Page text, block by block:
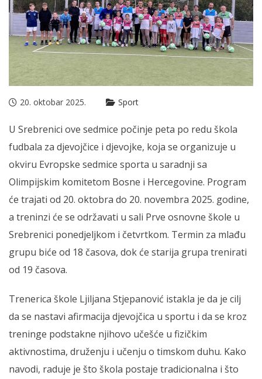
20. oktobar 2025. Sport
U Srebrenici ove sedmice počinje peta po redu škola
fudbala za djevojčice i djevojke, koja se organizuje u
okviru Evropske sedmice sporta u saradnji sa
Olimpijskim komitetom Bosne i Hercegovine. Program
će trajati od 20. oktobra do 20. novembra 2025. godine,
a treninzi će se održavati u sali Prve osnovne škole u
Srebrenici ponedjeljkom i četvrtkom. Termin za mlađu
grupu biće od 18 časova, dok će starija grupa trenirati
od 19 časova.
Trenerica škole Ljiljana Stjepanović istakla je da je cilj
da se nastavi afirmacija djevojčica u sportu i da se kroz
treninge podstakne njihovo učešće u fizičkim
aktivnostima, druženju i učenju o timskom duhu. Kako
navodi, raduje je što škola postaje tradicionalna i što